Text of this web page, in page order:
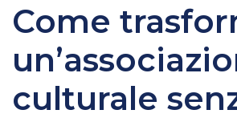
Come
culturale